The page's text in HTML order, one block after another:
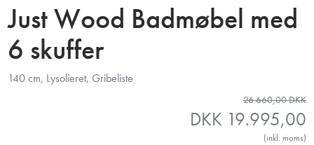
Just Wood Badmøbel med
6 skuffer
140 cm, Lysolieret, Gribeliste
26.660,00 DKK
DKK 19.995,00
(inkl. moms)